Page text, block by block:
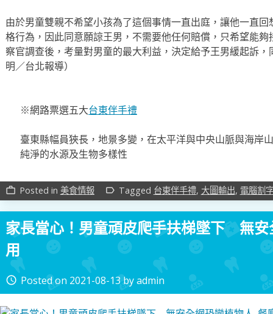
由於男童雙親不希望小孩為了這個事情一直出庭，讓他一直
格行為，因此同意願諒王男，不需要他任何賠償，只希望能
察官調查後，考量對男童的最大利益，決定給予王男緩起訴
明／台北報導）
※網路票選五大台東伴手禮
臺東縣幅員狹長，地景多變，在太平洋與中央山脈與海岸
純淨的水源及生物多樣性
work_outline Posted in 美食情報 label_outline Tagged 台東伴手禮, 大圖輸出, 電腦割
家長當心！男童頑皮爬手扶梯墜下 無安
用
access_time Posted on 2021-08-13byadmin